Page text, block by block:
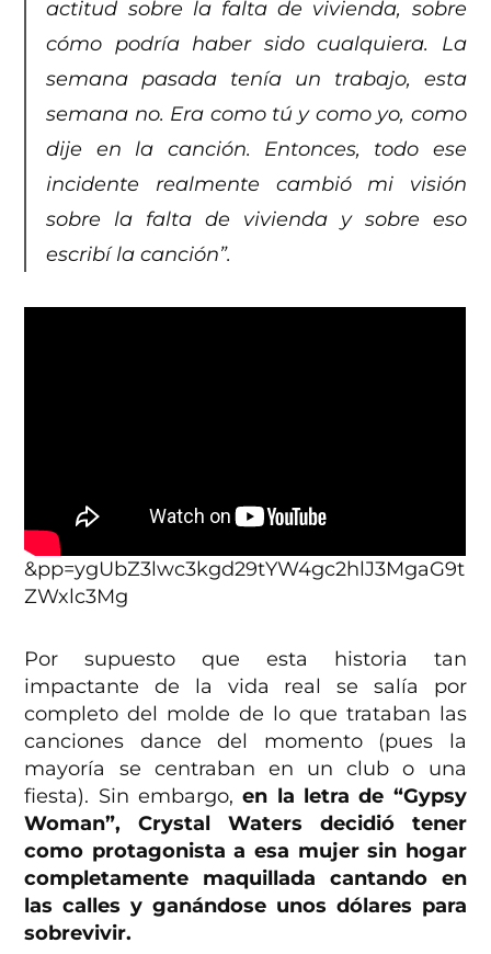
actitud sobre la falta de vivienda, sobre
cómo podría haber sido cualquiera. La
semana pasada tenía un trabajo, esta
semana no. Era como tú y como yo, como
dije en la canción. Entonces, todo ese
incidente realmente cambió mi visión
sobre la falta de vivienda y sobre eso
escribí la canción”.
&pp=ygUbZ3lwc3kgd29tYW4gc2hlJ3MgaG9t
ZWxlc3Mg
Por supuesto que esta historia tan
impactante de la vida real se salía por
completo del molde de lo que trataban las
canciones dance del momento (pues la
mayoría se centraban en un club o una
fiesta). Sin embargo,en la letra de “Gypsy
Woman”, Crystal Waters decidió tener
como protagonista a esa mujer sin hogar
completamente maquillada cantando en
las calles y ganándose unos dólares para
sobrevivir.